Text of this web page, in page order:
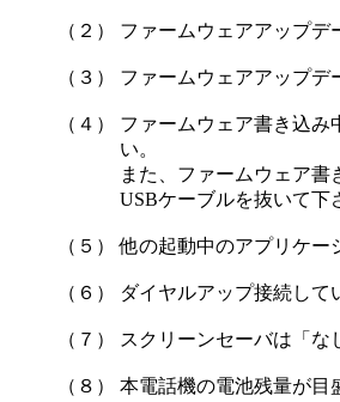
（２） ファームウェアアップデ
（３） ファームウェアアップデ
（４） ファームウェア書き込み
い。
また、ファームウェア
USBケーブルを抜いて下
（５）他の起動中のアプリケー
（６） ダイヤルアップ接続して
（７） スクリーンセーバは「な
（８） 本電話機の電池残量が目